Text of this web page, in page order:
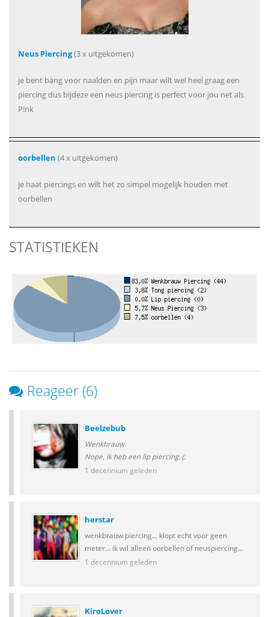
Neus Piercing(3 x uitgekomen)
je bent bang voor naalden en pijn maar wilt wel heel graag een
piercing dus bijdeze een neus piercing is perfect voor jou net als
P!nk
oorbellen (4 x uitgekomen)
je haat piercings en wilt het zo simpel mogelijk houden met
oorbellen
STATISTIEKEN
Reageer (6)
Beelzebub
Wenkbrauw.
Nope, ik heb een lip piercing. (:
1 decennium geleden
herstar
wenkbrauw piercing... klopt echt voor geen
meter... ik wil alleen oorbellen of neuspiercing...
1 decennium geleden
KiroLover